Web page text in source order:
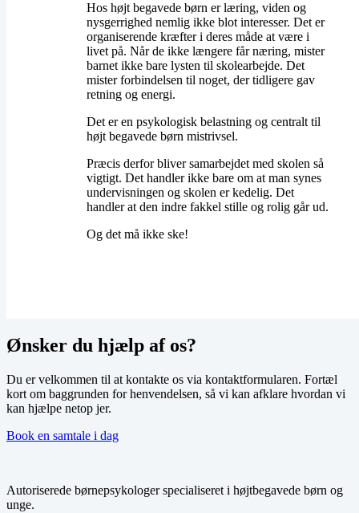
​Hos højt begavede børn er læring, viden og
nysgerrighed nemlig ikke blot interesser. Det er
organiserende kræfter i deres måde at være i
livet på. Når de ikke længere får næring, mister
barnet ikke bare lysten til skolearbejde. Det
mister forbindelsen til noget, der tidligere gav
retning og energi.
​Det er en psykologisk belastning og centralt til
højt begavede børn mistrivsel.
Præcis derfor bliver samarbejdet med skolen så
vigtigt. Det handler ikke bare om at man synes
undervisningen og skolen er kedelig. Det
handler at den indre fakkel stille og rolig går ud.
​Og det må ikke ske!
Ønsker du hjælp af os?
Du er velkommen til at kontakte os via kontaktformularen. Fortæl
kort om baggrunden for henvendelsen, så vi kan afklare hvordan vi
kan hjælpe netop jer.
Book en samtale i dag
Autoriserede børnepsykologer specialiseret i højtbegavede børn og
unge.